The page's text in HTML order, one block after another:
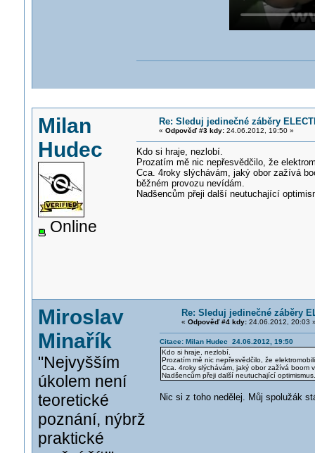
Milan
Hudec
Online
Re: Sleduj jedinečné záběry
« Odpověď #3 kdy:24.06.2012, 19:50 »
Kdo si hraje, nezlobí.
Prozatím mě nic nepřesvědčilo, že
Cca. 4roky slýchávám, jaký obor zažívá
běžném provozu nevídám.
Nadšencům přeji další neutuchající
Miroslav
Minařík
"Nejvyšším
úkolem není
teoretické
poznání, nýbrž
praktické
Re: Sleduj jedinečné záběry
« Odpověď #4 kdy:24.06.2012, 20:03
Citace: Milan Hudec 24.06.2012, 19:50
Kdo si hraje, nezlobí.
Prozatím mě nic nepřesvědčilo, že
Cca. 4roky slýchávám, jaký obor zažívá boom
Nadšencům přeji další neutuchající optimismus.
Nic si z toho nedělej. Můj spolužák